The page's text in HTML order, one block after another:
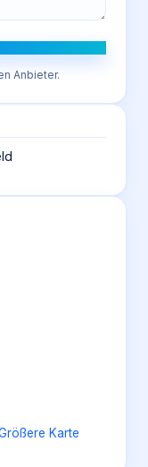
Anbieter.
Karte